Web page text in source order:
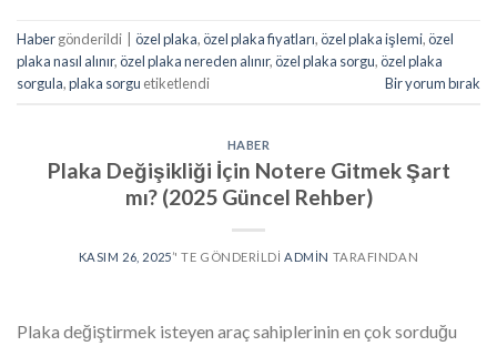
Habergönderildi özel plaka,özel plaka fiyatları,özel plaka işlemi,özel
plaka nasıl alınır,özel plaka nereden alınır,özel plaka sorgu,özel plaka
sorgula,plaka sorgu etiketlendi Bir yorum bırak
HABER
Plaka Değişikliği İçin Notere Gitmek Şart
mı? (2025 Güncel Rehber)
KASIM 26, 2025’' TE GÖNDERILDI ADMIN TARAFINDAN
Plaka değiştirmek isteyen araç sahiplerinin en çok sorduğu